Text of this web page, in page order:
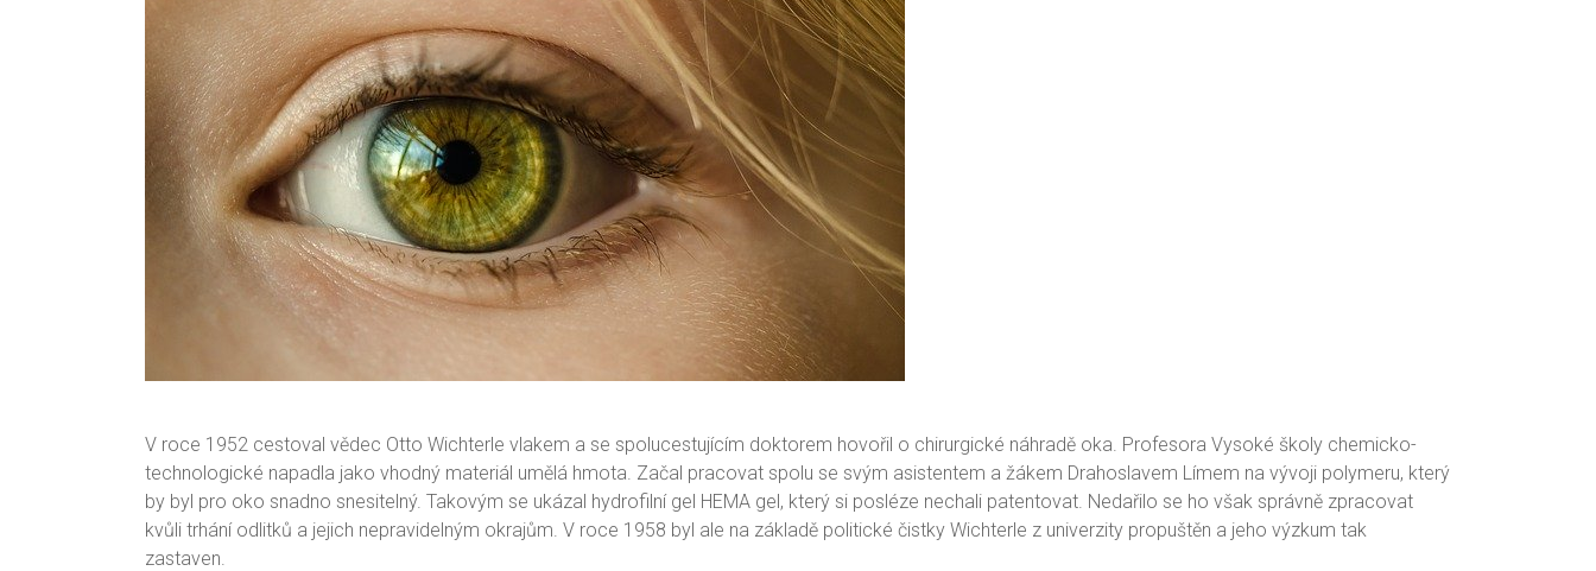
V roce 1952 cestoval vědec Otto Wichterle vlakem a se spolucestujícím doktorem hovořil o chirurgické náhradě oka. Profesora Vysoké školy chemicko-
technologické napadla jako vhodný materiál umělá hmota. Začal pracovat spolu se svým asistentem a žákem Drahoslavem Límem na vývoji polymeru, který
by byl pro oko snadno snesitelný. Takovým se ukázal hydrofilní gel HEMA gel, který si posléze nechali patentovat. Nedařilo se ho však správně zpracovat
kvůli trhání odlitků a jejich nepravidelným okrajům. V roce 1958 byl ale na základě politické čistky Wichterle z univerzity propuštěn a jeho výzkum tak
zastaven.